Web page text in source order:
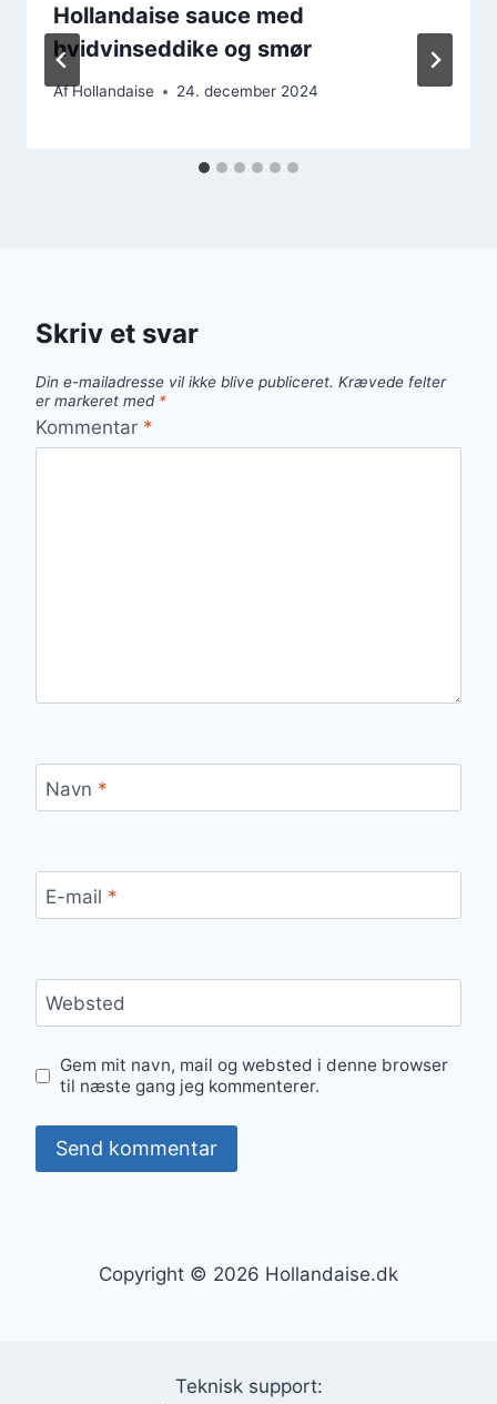
Hollandaise sauce med
hvidvinseddike og smør
AfHollandaise 24. december 2024
Skriv et svar
Din e-mailadresse vil ikke blive publiceret. Krævede felter
er markeret med *
Kommentar *
Navn *
E-mail *
Websted
Gem mit navn, mail og websted i denne browser
til næste gang jeg kommenterer.
Copyright © 2026 Hollandaise.dk
Teknisk support: